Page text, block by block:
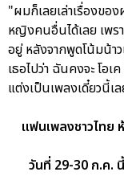
"ผมก็เลยเล่าเรื่องขอ
หญิงคนอื่นได้เลย เพ
อยู่ หลังจากพูดโน้มน้า
เธอไปว่า ฉันคงจะ โอ
แต่งเป็นเพลงเดี๋ยวนี้เ
แฟนเพลงชาวไทย
วันที่ 29-30 ก.ค.